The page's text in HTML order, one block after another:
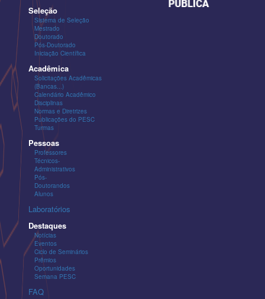
Seleção
Sistema de Seleção
Mestrado
Doutorado
Pós-Doutorado
Iniciação Científica
Acadêmica
Solicitações Acadêmicas
(Bancas...)
Calendário Acadêmico
Disciplinas
Normas e Diretrizes
Publicações do PESC
Turmas
Pessoas
Professores
Técnicos-
Administrativos
Pós-
Doutorandos
Alunos
Laboratórios
Destaques
Notícias
Eventos
Ciclo de Seminários
Prêmios
Oportunidades
Semana PESC
FAQ